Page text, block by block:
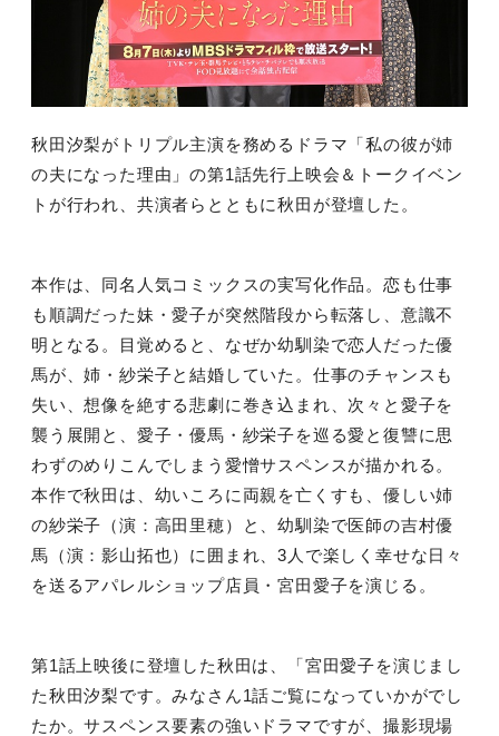
秋田汐梨がトリプル主演を務めるドラマ「私の彼が姉
の夫になった理由」の第1話先行上映会＆トークイベン
トが行われ、共演者らとともに秋田が登壇した。
本作は、同名人気コミックスの実写化作品。恋も仕事
も順調だった妹・愛子が突然階段から転落し、意識不
明となる。目覚めると、なぜか幼馴染で恋人だった優
馬が、姉・紗栄子と結婚していた。仕事のチャンスも
失い、想像を絶する悲劇に巻き込まれ、次々と愛子を
襲う展開と、愛子・優馬・紗栄子を巡る愛と復讐に思
わずのめりこんでしまう愛憎サスペンスが描かれる。
本作で秋田は、幼いころに両親を亡くすも、優しい姉
の紗栄子（演：高田里穂）と、幼馴染で医師の吉村優
馬（演：影山拓也）に囲まれ、3 人で楽しく幸せな日々
を送るアパレルショップ店員・宮田愛子を演じる。
第1話上映後に登壇した秋田は、「宮田愛子を演じまし
た秋田汐梨です。みなさん1話ご覧になっていかがでし
たか。サスペンス要素の強いドラマですが、撮影現場